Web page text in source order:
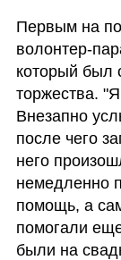
Первым на
волонтер-
который был
торжества.
Внезапно
после чего
него
немедленно
помощь, а
помогали
были на